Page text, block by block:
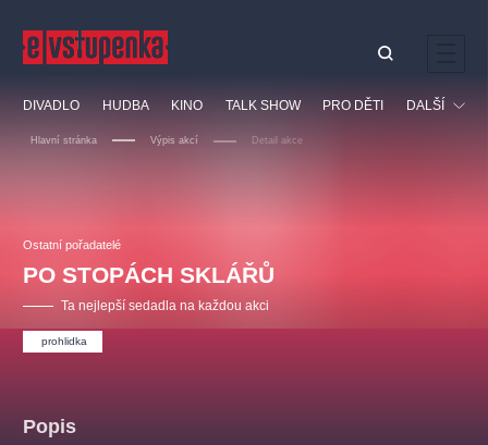
DIVADLO HUDBA KINO TALK SHOW PRO DĚTI DALŠÍ
Hlavní stránka Výpis akcí Detail akce
Ostatní pořadatelé
PO STOPÁCH SKLÁŘŮ
Ta nejlepší sedadla na každou akci
prohlidka
Popis
Nejnavštěvovanější
doporučujeme